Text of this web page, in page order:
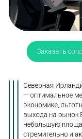
Заказать
Северная
— оптимальное
экономике,
выхода на рынок
небольшую
стремительно и